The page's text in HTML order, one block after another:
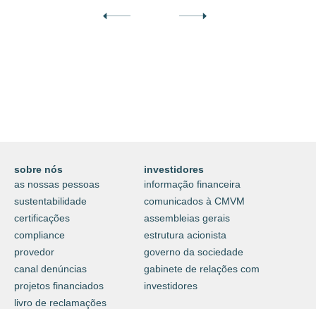
sobre nós
as nossas pessoas
sustentabilidade
certificações
compliance
provedor
canal denúncias
projetos financiados
livro de reclamações
investidores
informação financeira
comunicados à CMVM
assembleias gerais
estrutura acionista
governo da sociedade
gabinete de relações com
investidores